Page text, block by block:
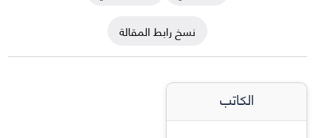
نسخ رابط المقالة
الكاتب